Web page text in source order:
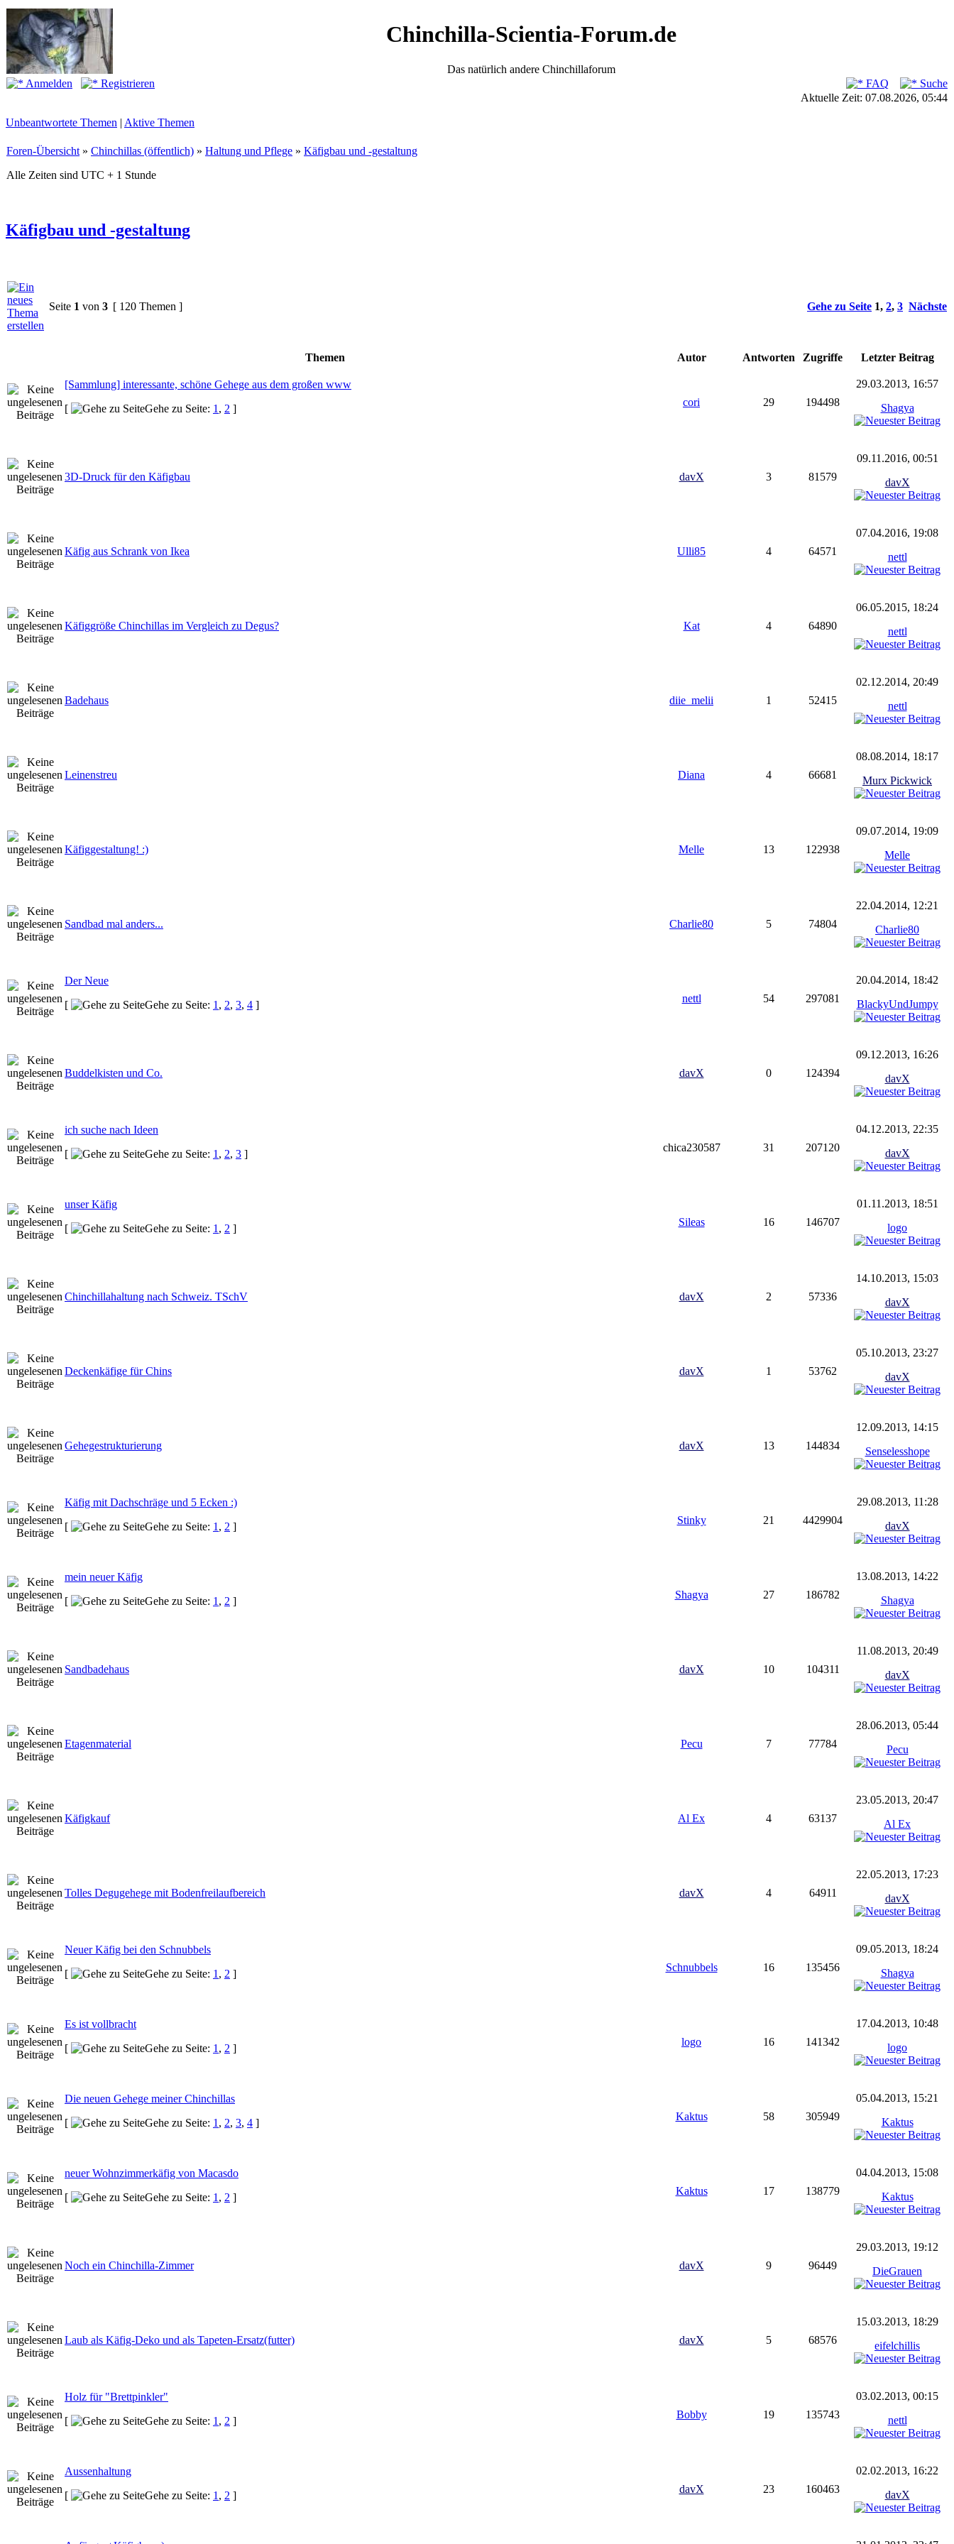
Chinchilla-Scientia-Forum.de
Das natürlich andere Chinchillaforum
Anmelden
Registrieren FAQ
Suche
Aktuelle Zeit: 07.08.2026, 05:44
Unbeantwortete Themen | Aktive Themen
Foren-Übersicht » Chinchillas (öffentlich) » Haltung und Pflege » Käfigbau und -gestaltung
Alle Zeiten sind UTC + 1 Stunde
Käfigbau und -gestaltung
Seite 1 von 3 [ 120 Themen ] Gehe zu Seite 1, 2, 3 Nächste
Themen Autor Antworten Zugriffe Letzter Beitrag
[Sammlung] interessante, schöne Gehege aus dem großen www
[
Gehe zu Seite: 1 , 2 ]
cori 29 194498
29.03.2013, 16:57
Shagya
3D-Druck für den Käfigbau davX 3 81579
09.11.2016, 00:51
davX
Käfig aus Schrank von Ikea Ulli85 4 64571
07.04.2016, 19:08
nettl
Käfiggröße Chinchillas im Vergleich zu Degus? Kat 4 64890
06.05.2015, 18:24
nettl
Badehaus diie_melii 1 52415
02.12.2014, 20:49
nettl
Leinenstreu Diana 4 66681
08.08.2014, 18:17
Murx Pickwick
Käfiggestaltung! :) Melle 13 122938
09.07.2014, 19:09
Melle
Sandbad mal anders... Charlie80 5 74804
22.04.2014, 12:21
Charlie80
Der Neue
[
Gehe zu Seite: 1 , 2, 3, 4 ]
nettl 54 297081
20.04.2014, 18:42
BlackyUndJumpy
Buddelkisten und Co. davX 0 124394
09.12.2013, 16:26
davX
ich suche nach Ideen
[
Gehe zu Seite: 1 , 2, 3 ]
chica230587 31 207120
04.12.2013, 22:35
davX
unser Käfig
[
Gehe zu Seite: 1 , 2 ]
Sileas 16 146707
01.11.2013, 18:51
logo
Chinchillahaltung nach Schweiz. TSchV davX 2 57336
14.10.2013, 15:03
davX
Deckenkäfige für Chins davX 1 53762
05.10.2013, 23:27
davX
Gehegestrukturierung davX 13 144834
12.09.2013, 14:15
Senselesshope
Käfig mit Dachschräge und 5 Ecken :)
[
Gehe zu Seite: 1 , 2 ]
Stinky 21 4429904
29.08.2013, 11:28
davX
mein neuer Käfig
[
Gehe zu Seite: 1 , 2 ]
Shagya 27 186782
13.08.2013, 14:22
Shagya
Sandbadehaus davX 10 104311
11.08.2013, 20:49
davX
Etagenmaterial Pecu 7 77784
28.06.2013, 05:44
Pecu
Käfigkauf Al Ex 4 63137
23.05.2013, 20:47
Al Ex
Tolles Degugehege mit Bodenfreilaufbereich davX 4 64911
22.05.2013, 17:23
davX
Neuer Käfig bei den Schnubbels
[
Gehe zu Seite: 1 , 2 ]
Schnubbels 16 135456
09.05.2013, 18:24
Shagya
Es ist vollbracht
[
Gehe zu Seite: 1 , 2 ]
logo 16 141342
17.04.2013, 10:48
logo
Die neuen Gehege meiner Chinchillas
[
Gehe zu Seite: 1 , 2, 3, 4 ]
Kaktus 58 305949
05.04.2013, 15:21
Kaktus
neuer Wohnzimmerkäfig von Macasdo
[
Gehe zu Seite: 1 , 2 ]
Kaktus 17 138779
04.04.2013, 15:08
Kaktus
Noch ein Chinchilla-Zimmer davX 9 96449
29.03.2013, 19:12
DieGrauen
Laub als Käfig-Deko und als Tapeten-Ersatz(futter) davX 5 68576
15.03.2013, 18:29
eifelchillis
Holz für "Brettpinkler"
[
Gehe zu Seite: 1 , 2 ]
Bobby 19 135743
03.02.2013, 00:15
nettl
Aussenhaltung
[
Gehe zu Seite: 1 , 2 ]
davX 23 160463
02.02.2013, 16:22
davX